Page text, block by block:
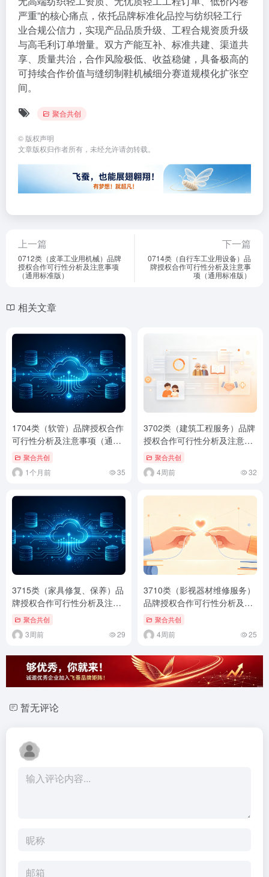
严重”的核心痛点，依托品牌标准化品控与纺织轻工行
业合规公信力，实现产品品质升级、工程合规资质升级
与高毛利订单增量。双方产能互补、标准共建、渠道共
享、质量共治，合作风险极低、收益稳健，具备极高的
可持续合作价值与缝纫制鞋机械细分赛道规模化扩张空
间。
聚合共创
© 版权声明
文章版权归作者所有，未经允许请勿转载。
上一篇
0712类（皮革工业用机械）品牌
授权合作可行性分析及注意事项
（通用标准版）
下一篇
0714类（自行车工业用设备）品
牌授权合作可行性分析及注意事
项（通用标准版）
相关文章
1704类（软管）品牌授权合作
可行性分析及注意事项（通用
标准版）
聚合共创
1个月前 35
3702类（建筑工程服务）品牌
授权合作可行性分析及注意事
项（通用标准版）
聚合共创
4周前 32
3715类（家具修复、保养）品
牌授权合作可行性分析及注意
事项（通用标准版）
聚合共创
3周前 29
3710类（影视器材维修服务）
品牌授权合作可行性分析及注
意事项（通用标准版）
聚合共创
4周前 25
暂无评论